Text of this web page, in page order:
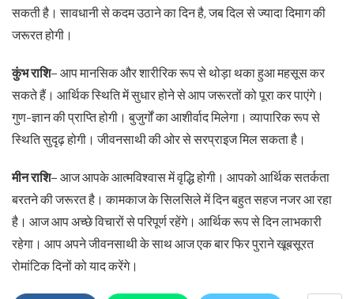
सकती है। सावधानी से कदम उठाने का दिन है, जब दिल से ज्यादा दिमाग की
जरूरत होगी।
कुंभ राशि– आप मानसिक और शारीरिक रूप से थोड़ा थका हुआ महसूस कर
सकते हैं। आर्थिक स्थिति में सुधार होने से आप जरूरतों को पूरा कर पाएंगे।
गुण-ज्ञान की प्राप्ति होगी। बुजुर्गों का आशीर्वाद मिलेगा। व्यापारिक रूप से
स्थिति सुदृढ़ होगी। जीवनसाथी की ओर से सरप्राइज मिल सकता है।
मीन राशि– आज आपके आत्मविश्वास में वृद्धि होगी। आपको आर्थिक सतर्कता
बरतने की जरूरत है। कामकाज के सिलसिले में दिन बहुत सहज नजर आ रहा
है। आज आप अच्छे विचारों से परिपूर्ण रहेंगे। आर्थिक रूप से दिन लाभकारी
रहेगा। आप अपने जीवनसाथी के साथ आज एक बार फिर पुराने खूबसूरत
रोमांटिक दिनों को याद करेंगे।